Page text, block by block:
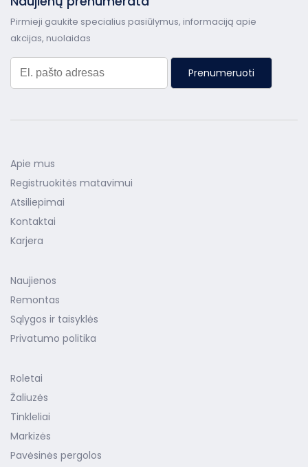
Pirmieji gaukite specialius pasiūlymus, informaciją apie
akcijas, nuolaidas
Prenumeruoti
Apie mus
Registruokitės matavimui
Atsiliepimai
Kontaktai
Karjera
Naujienos
Remontas
Sąlygos ir taisyklės
Privatumo politika
Roletai
Žaliuzės
Tinkleliai
Markizės
Pavėsinės pergolos